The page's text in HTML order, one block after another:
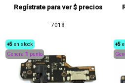
Regístrate para ver $ precios
7018
+5 en stock
Genera 1 punto
+5